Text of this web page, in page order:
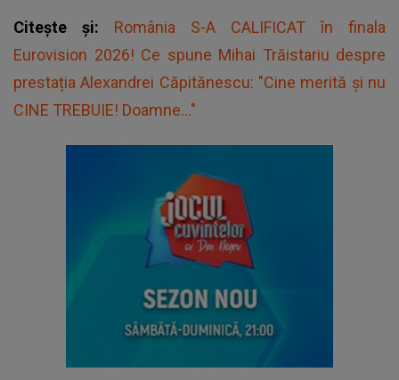
Citește și: România S-A CALIFICAT în finala
Eurovision 2026! Ce spune Mihai Trăistariu despre
prestația Alexandrei Căpitănescu: "Cine merită și nu
CINE TREBUIE! Doamne..."